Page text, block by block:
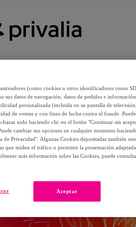
(como cookies u otros identificadores como
sus datos de navegación, datos de pedidos e
personalizada (incluida en su pantalla de
de ventas y con fines de lucha contra el fraude.
todo haciendo clic en el botón "Continuar sin
cambiar sus opciones en cualquier momento
Privacidad". Algunas Cookies depositadas también son
que miden el tráfico o permiten la presentación adaptada
más información sobre las Cookies, puede
Aceptar